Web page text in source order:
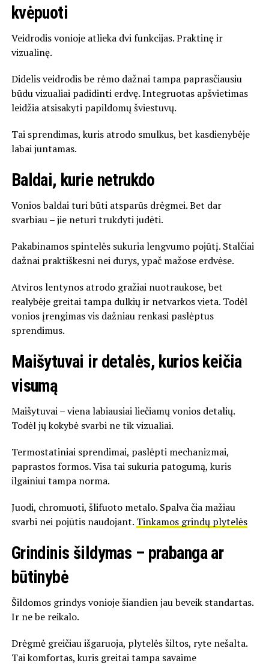
kvėpuoti
Veidrodis vonioje atlieka dvi funkcijas. Praktinę ir
vizualinę.
Didelis veidrodis be rėmo dažnai tampa paprasčiausiu
būdu vizualiai padidinti erdvę. Integruotas apšvietimas
leidžia atsisakyti papildomų šviestuvų.
Tai sprendimas, kuris atrodo smulkus, bet kasdienybėje
labai juntamas.
Baldai, kurie netrukdo
Vonios baldai turi būti atsparūs drėgmei. Bet dar
svarbiau – jie neturi trukdyti judėti.
Pakabinamos spintelės sukuria lengvumo pojūtį. Stalčiai
dažnai praktiškesni nei durys, ypač mažose erdvėse.
Atviros lentynos atrodo gražiai nuotraukose, bet
realybėje greitai tampa dulkių ir netvarkos vieta. Todėl
vonios įrengimas vis dažniau renkasi paslėptus
sprendimus.
Maišytuvai ir detalės, kurios keičia
visumą
Maišytuvai – viena labiausiai liečiamų vonios detalių.
Todėl jų kokybė svarbi ne tik vizualiai.
Termostatiniai sprendimai, paslėpti mechanizmai,
paprastos formos. Visa tai sukuria patogumą, kuris
ilgainiui tampa norma.
Juodi, chromuoti, šlifuoto metalo. Spalva čia mažiau
svarbi nei pojūtis naudojant. Tinkamos grindų plytelės
Grindinis šildymas – prabanga ar
būtinybė
Šildomos grindys vonioje šiandien jau beveik standartas.
Ir ne be reikalo.
Drėgmė greičiau išgaruoja, plytelės šiltos, ryte nešalta.
Tai komfortas, kuris greitai tampa savaime